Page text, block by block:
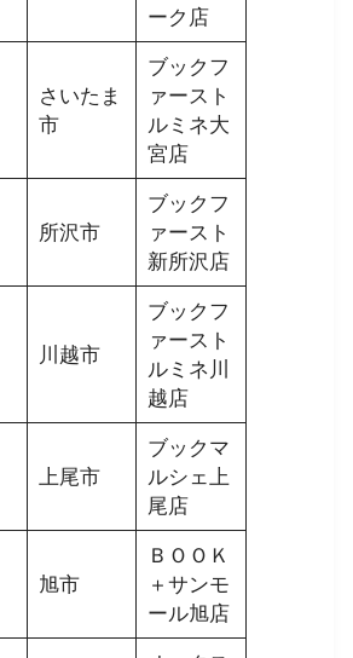
ーク店
さいたま
市
ブックフ
ァースト
ルミネ大
宮店
所沢市
ブックフ
ァースト
新所沢店
川越市
ブックフ
ァースト
ルミネ川
越店
上尾市
ブックマ
ルシェ上
尾店
旭市
ＢＯＯＫ
＋サンモ
ール旭店